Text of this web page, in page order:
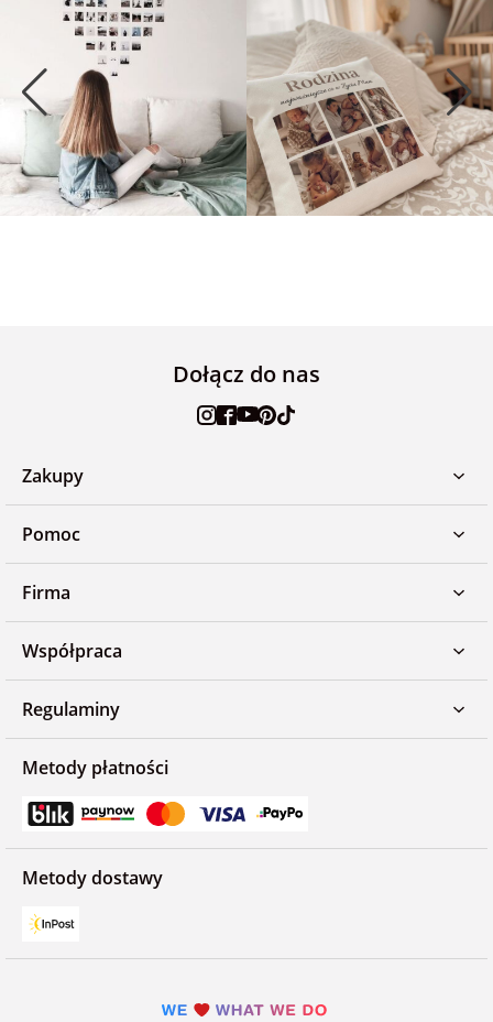
Dołącz do nas
Zakupy
Pomoc
Firma
Współpraca
Regulaminy
Metody płatności
Metody dostawy